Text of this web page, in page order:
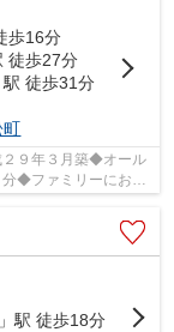
歩16分
徒歩27分
駅 徒歩31分
町
９年３月築◆オール
◆ファミリーにおす
」駅 徒歩18分